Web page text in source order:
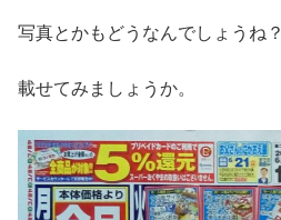
写真とかもどうなんでしょうね？
載せてみましょうか。